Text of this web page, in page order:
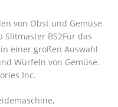
von Obst und Gemüse
BS2Für das
einer großen Auswahl
Würfeln von Gemüse.
Inc.